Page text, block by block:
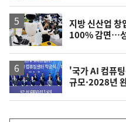
지방 신산업 창
100% 감면…
'국가 AI 컴퓨
규모·2028년